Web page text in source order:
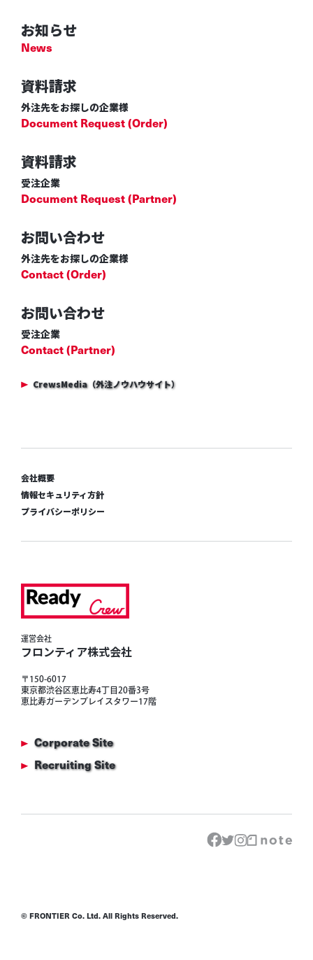
お知らせ
News
資料請求
外注先をお探しの企業様
Document Request (Order)
お問い合わせ
外注先をお探しの企業様
Contact (Order)
資料請求
受注企業
Document Request (Partner)
お問い合わせ
受注企業
Contact (Partner)
CrewsMedia（外注ノウハウサイト）
運営会社
フロンティア株式会社
〒150-6017
東京都渋谷区恵比寿4丁目20番3号
恵比寿ガーデンプレイスタワー17階
Corporate Site
Recruiting Site
会社概要
情報セキュリティ方針
プライバシーポリシー
© FRONTIER Co. Ltd. All Rights Reserved.